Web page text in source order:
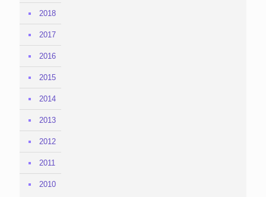
2018
2017
2016
2015
2014
2013
2012
2011
2010